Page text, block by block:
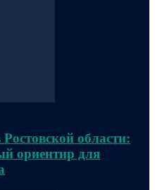
области:
ориентир для